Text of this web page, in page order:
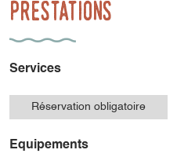
Prestations
Services
Réservation obligatoire
Equipements